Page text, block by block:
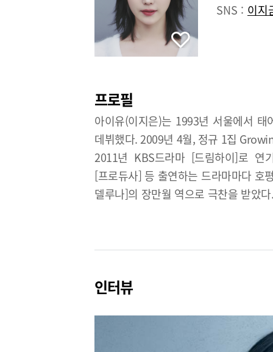
SNS : 이지
프로필
아이유(이지은)는 1993년 서울에서
데뷔했다. 2009년 4월, 정규 1집
2011년 KBS드라마 [드림하이]로
[프로듀사] 등 출연하는 드라마마다
델루나]의 장만월 역으로 극찬을 받았
인터뷰